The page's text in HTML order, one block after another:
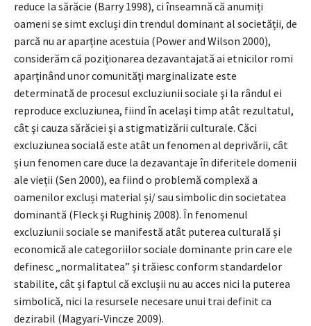
reduce la sărăcie (Barry 1998), ci înseamnă că anumiți
oameni se simt excluși din trendul dominant al societății, de
parcă nu ar aparține acestuia (Power and Wilson 2000),
considerăm că poziţionarea dezavantajată ai etnicilor romi
aparţinând unor comunităţi marginalizate este
determinată de procesul excluziunii sociale şi la rândul ei
reproduce excluziunea, fiind în acelaşi timp atât rezultatul,
cât şi cauza sărăciei şi a stigmatizării culturale. Căci
excluziunea socială este atât un fenomen al deprivării, cât
și un fenomen care duce la dezavantaje în diferitele domenii
ale vieții (Sen 2000), ea fiind o problemă complexă a
oamenilor excluși material și/ sau simbolic din societatea
dominantă (Fleck și Rughiniş 2008). În fenomenul
excluziunii sociale se manifestă atât puterea culturală și
economică ale categoriilor sociale dominante prin care ele
definesc „normalitatea” și trăiesc conform standardelor
stabilite, cât și faptul că exclușii nu au acces nici la puterea
simbolică, nici la resursele necesare unui trai definit ca
dezirabil (Magyari-Vincze 2009).